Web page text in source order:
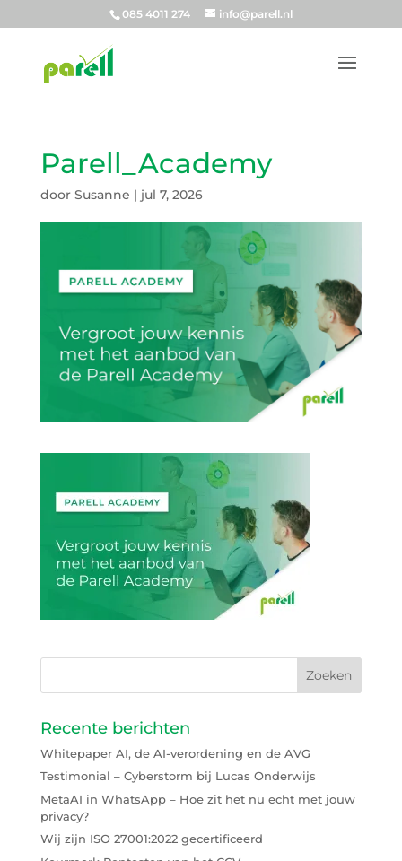
085 4011 274 info@parell.nl
Parell_Academy
door Susanne | jul 7, 2026
Recente berichten
Whitepaper AI, de AI-verordening en de AVG
Testimonial – Cyberstorm bij Lucas Onderwijs
MetaAI in WhatsApp – Hoe zit het nu echt met jouw
privacy?
Wij zijn ISO 27001:2022 gecertificeerd